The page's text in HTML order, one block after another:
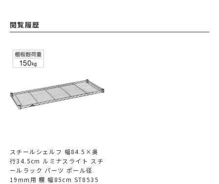
閲覧履歴
スチールシェルフ 幅84.5×奥
行34.5cm ルミナスライト スチ
ールラック パーツ ポール径
19mm用 棚 幅85cm ST8535